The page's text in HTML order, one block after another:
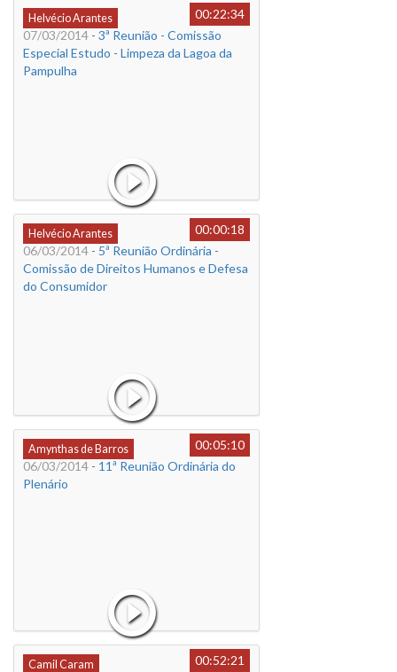
Helvécio Arantes
00:22:34
07/03/2014 - 3ª Reunião - Comissão
Especial Estudo - Limpeza da Lagoa da
Pampulha
Helvécio Arantes
00:00:18
06/03/2014 - 5ª Reunião Ordinária -
Comissão de Direitos Humanos e Defesa
do Consumidor
Amynthas de Barros
00:05:10
06/03/2014 - 11ª Reunião Ordinária do
Plenário
Camil Caram
00:52:21